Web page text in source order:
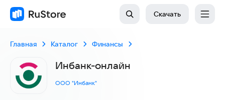
Скачать
Главная Каталог Финансы
Инбанк-онлайн
ООО "Инбанк"